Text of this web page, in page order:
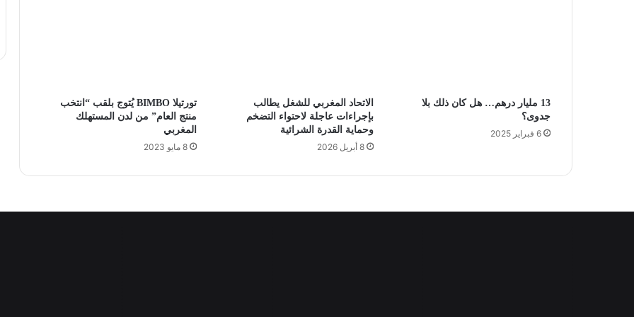
13 مليار درهم… هل كان ذلك بلا
جدوى؟
6 فبراير 2025
الاتحاد المغربي للشغل يطالب
بإجراءات عاجلة لاحتواء التضخم
وحماية القدرة الشرائية
8 أبريل 2026
تورتيلا BIMBO يُتوج بلقب “انتخب
منتج العام” من لدن المستهلك
المغربي
8 مايو 2023